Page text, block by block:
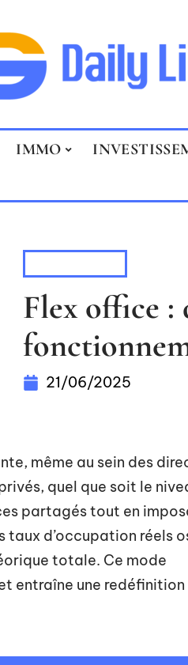
IMMO
Flex office
21/06/2025
même au sein des
quel que soit le
partagés tout en
taux d’occupation réels
totale. Ce mode
entraîne une redéfinition